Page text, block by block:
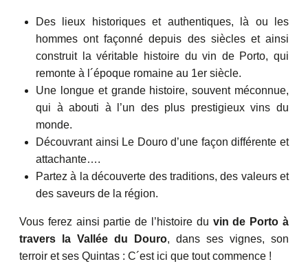
Des lieux historiques et authentiques, là ou les
hommes ont façonné depuis des siècles et ainsi
construit la véritable histoire du vin de Porto, qui
remonte à l´époque romaine au 1er siècle.
Une longue et grande histoire, souvent méconnue,
qui à abouti à l’un des plus prestigieux vins du
monde.
Découvrant ainsi Le Douro d’une façon différente et
attachante….
Partez à la découverte des traditions, des valeurs et
des saveurs de la région.
Vous ferez ainsi partie de l’histoire du vin de Porto à
travers la Vallée du Douro, dans ses vignes, son
terroir et ses Quintas : C´est ici que tout commence !